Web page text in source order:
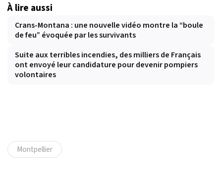
À lire aussi
Crans-Montana : une nouvelle vidéo montre la “boule
de feu” évoquée par les survivants
Suite aux terribles incendies, des milliers de Français
ont envoyé leur candidature pour devenir pompiers
volontaires
Montpellier